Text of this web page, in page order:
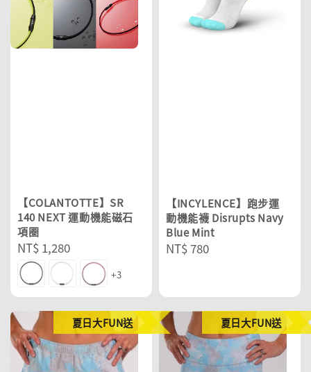
【COLANTOTTE】SR
140 NEXT 運動機能磁石
項圈
Regular
price
NT$ 1,280
+3
【INCYLENCE】跑步運
動機能襪 Disrupts Navy
Blue Mint
Regular
NT$ 780
夏日大FUN送 夏日大FUN送